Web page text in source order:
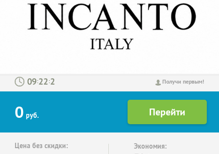
Получи первым!
: :
0 руб.
Цена без скидки: Экономия: